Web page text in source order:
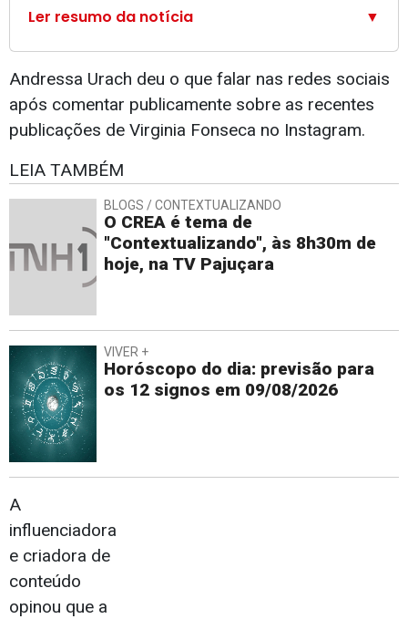
Ler resumo da notícia ▼
Andressa Urach deu o que falar nas redes sociais
após comentar publicamente sobre as recentes
publicações de Virginia Fonseca no Instagram.
LEIA TAMBÉM
BLOGS / CONTEXTUALIZANDO
O CREA é tema de
"Contextualizando", às 8h30m de
hoje, na TV Pajuçara
VIVER +
Horóscopo do dia: previsão para
os 12 signos em 09/08/2026
A
influenciadora
e criadora de
conteúdo
opinou que a